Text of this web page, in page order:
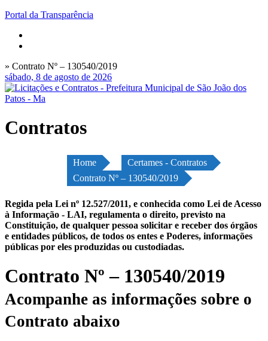
Portal da Transparência
» Contrato Nº – 130540/2019
sábado, 8 de agosto de 2026
Contratos
Home
Certames - Contratos
Contrato Nº – 130540/2019
Regida pela Lei nº 12.527/2011, e conhecida como Lei de Acesso
à Informação - LAI, regulamenta o direito, previsto na
Constituição, de qualquer pessoa solicitar e receber dos órgãos
e entidades públicos, de todos os entes e Poderes, informações
públicas por eles produzidas ou custodiadas.
Contrato Nº – 130540/2019
Acompanhe as informações sobre o
Contrato abaixo